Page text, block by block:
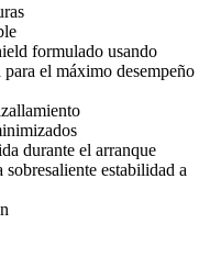
formulado usando
el máximo desempeño
durante el arranque
estabilidad a